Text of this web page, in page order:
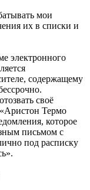
мои
их в списки и
электронного
содержащему
своё
Термо
которое
письмом с
под расписку